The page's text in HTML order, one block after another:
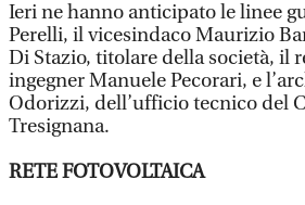
Ieri ne hanno anticipato le linee
Perelli, il vicesindaco Maurizio
Di Stazio, titolare della società, il
ingegner Manuele Pecorari, e
Odorizzi, dell’ufficio tecnico del
Tresignana.
RETE FOTOVOLTAICA